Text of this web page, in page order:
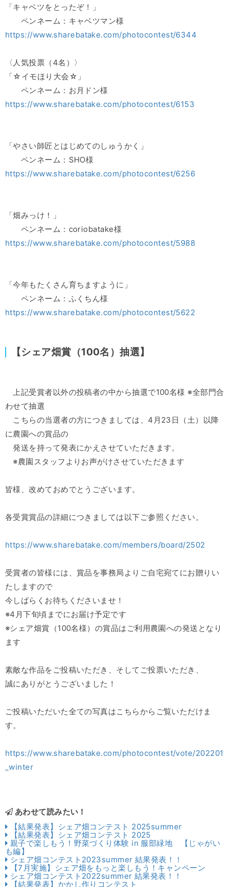
「キャベツをとったぞ！」
ペンネーム：キャベツマン様
https://www.sharebatake.com/photocontest/6344
〈人気投票（4名）〉
「☆イモほり大会☆」
ペンネーム：お月ドン様
https://www.sharebatake.com/photocontest/6153
「やさい師匠とはじめてのしゅうかく」
ペンネーム：SHO様
https://www.sharebatake.com/photocontest/6256
「畑みっけ！」
ペンネーム：coriobatake様
https://www.sharebatake.com/photocontest/5988
「今年もたくさん育ちますように」
ペンネーム：ふくちん様
https://www.sharebatake.com/photocontest/5622
【シェア畑賞（100名）抽選】
上記受賞者以外の投稿者の中から抽選で100名様 ※全部門合
わせて抽選
こちらの当選者の方につきましては、4月23日（土）以降
に農園への賞品の
発送を持って発表にかえさせていただきます。
※農園スタッフよりお声がけさせていただきます
皆様、改めておめでとうございます。
各受賞賞品の詳細につきましては以下ご参照ください。
https://www.sharebatake.com/members/board/2502
受賞者の皆様には、賞品を事務局よりご自宅宛てにお贈りい
たしますので
今しばらくお待ちくださいませ！
※4月下旬頃までにお届け予定です
※シェア畑賞（100名様）の賞品はご利用農園への発送となり
ます
素敵な作品をご投稿いただき、そしてご投票いただき、
誠にありがとうございました！
ご投稿いただいた全ての写真はこちらからご覧いただけま
す。
https://www.sharebatake.com/photocontest/vote/202201
_winter
あわせて読みたい！
【結果発表】シェア畑コンテスト 2025summer
【結果発表】シェア畑コンテスト 2025
親子で楽しもう！野菜づくり体験 in 服部緑地 【じゃがい
も編】
シェア畑コンテスト2023summer 結果発表！！
【7月実施】シェア畑をもっと楽しもう！キャンペーン
シェア畑コンテスト2022summer 結果発表！！
【結果発表】かかし作りコンテスト